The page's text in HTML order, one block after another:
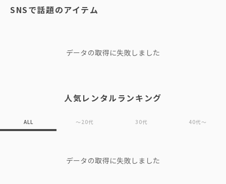
SNSで話題のアイテム
データの取得に失敗しました
人気レンタルランキング
ALL 〜20代 30代 40代〜
データの取得に失敗しました